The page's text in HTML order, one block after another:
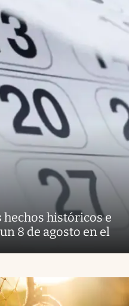
hechos históricos e
8 de agosto en el